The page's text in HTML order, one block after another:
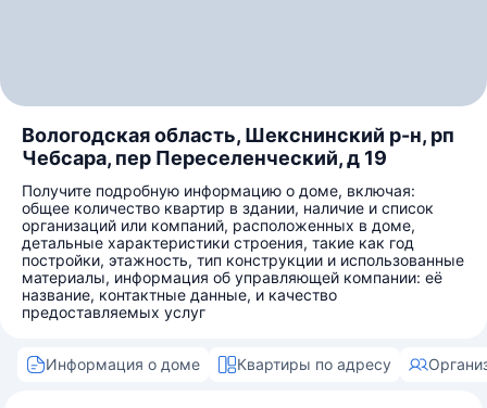
Вологодская область, Шекснинский р-н, рп
Чебсара, пер Переселенческий, д 19
Получите подробную информацию о доме, включая:
общее количество квартир в здании, наличие и список
организаций или компаний, расположенных в доме,
детальные характеристики строения, такие как год
постройки, этажность, тип конструкции и использованные
материалы, информация об управляющей компании: её
название, контактные данные, и качество
предоставляемых услуг
Информация о доме Квартиры по адресу